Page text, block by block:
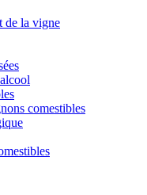
de la vigne
comestibles